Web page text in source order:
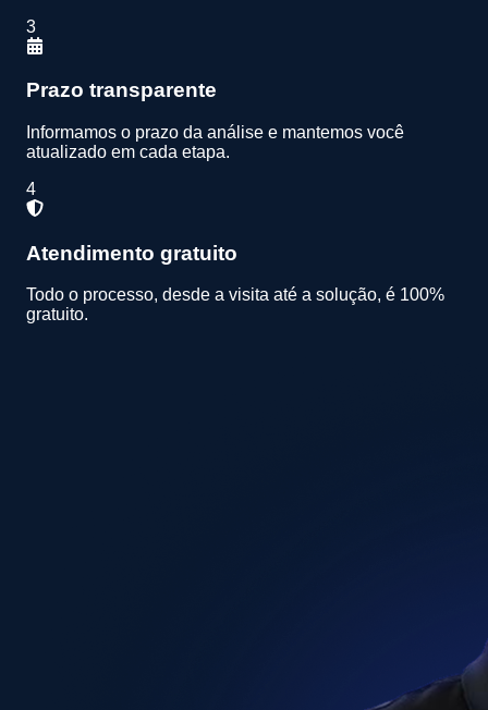
3
Prazo transparente
Informamos o prazo da análise e mantemos você
atualizado em cada etapa.
4
Atendimento gratuito
Todo o processo, desde a visita até a solução, é 100%
gratuito.